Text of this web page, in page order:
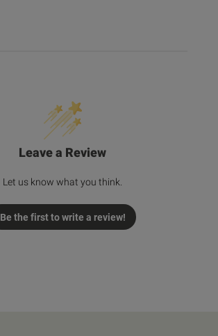
Leave a Review
Let us know what you think.
Be the first to write a review!